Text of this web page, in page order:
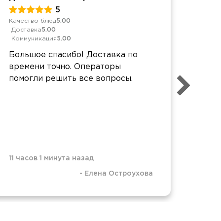
5
Качество блюд5.00
Доставка5.00
Коммуникация5.00
Большое спасибо! Доставка по
времени точно. Операторы
помогли решить все вопросы.
11 часов 1 минута назад
- Елена Остроухова